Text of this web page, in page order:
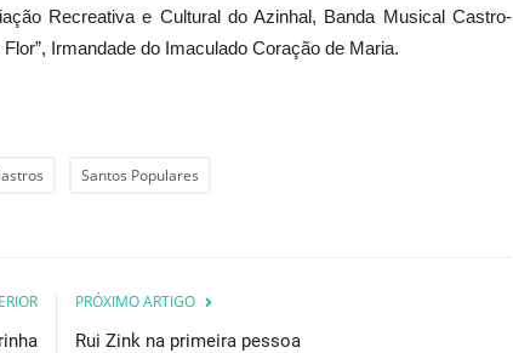
Recreativa e Cultural do Azinhal, Banda Musical Castro-
Irmandade do Imaculado Coração de Maria.
Santos Populares
PRÓXIMO ARTIGO
Rui Zink na primeira pessoa
...by Descla